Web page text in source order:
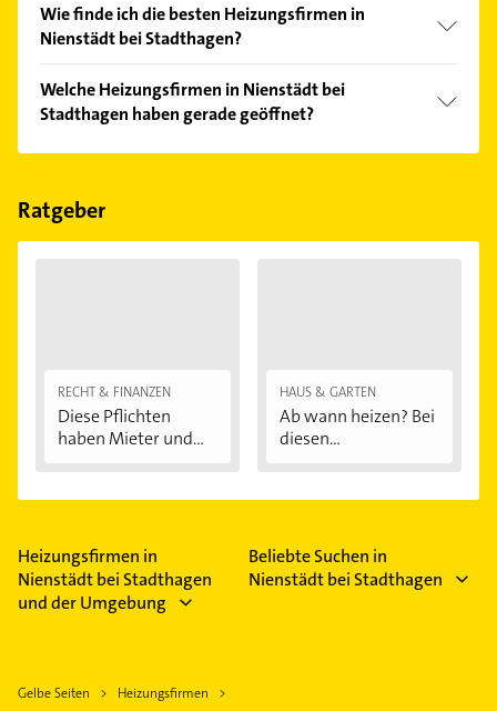
Wie finde ich die besten Heizungsfirmen in
Nienstädt bei Stadthagen?
Kundenmeinungen und profitieren Sie von den
Empfehlungen. Die Suchergebnisse können Sie sich
einfach nachBewertungensortiert anzeigen lassen.
Welche Heizungsfirmen in Nienstädt bei
Stadthagen haben gerade geöffnet?
Im Anbieter-Bereich finden Sie alleÖffnungszeiten.
Feiertagen abweichen können.
Ratgeber
RECHT & FINANZEN
Diese Pflichten
haben Mieter und...
HAUS & GARTEN
Ab wann heizen? Bei
diesen
Heizungsfirmen in
Nienstädt bei Stadthagen
und der Umgebung
Beliebte Suchen in
Nienstädt bei Stadthagen
Gelbe Seiten
Heizungsfirmen